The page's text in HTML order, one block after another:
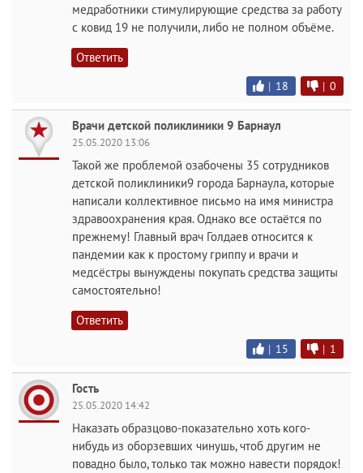
медработники стимулирующие средства за работу
с ковид 19 не получили, либо не полном объёме.
Ответить
| 18 | 0
Врачи детской поликлиники 9 Барнаул
25.05.2020 13:06
Такой же проблемой озабочены 35 сотрудников
детской поликлиники9 города Барнаула, которые
написали коллективное письмо на имя министра
здравоохранения края. Однако все остаётся по
прежнему! Главный врач Голдаев относится к
пандемии как к простому гриппу и врачи и
медсёстры вынуждены покупать средства защиты
самостоятельно!
Ответить
| 15 | 1
Гость
25.05.2020 14:42
Наказать образцово-показательно хоть кого-
нибудь из оборзевших чинушь, чтоб другим не
повадно было, только так можно навести порядок!